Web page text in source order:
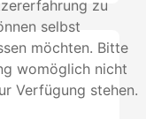
zu
selbst
möchten. Bitte
womöglich nicht
Verfügung stehen.